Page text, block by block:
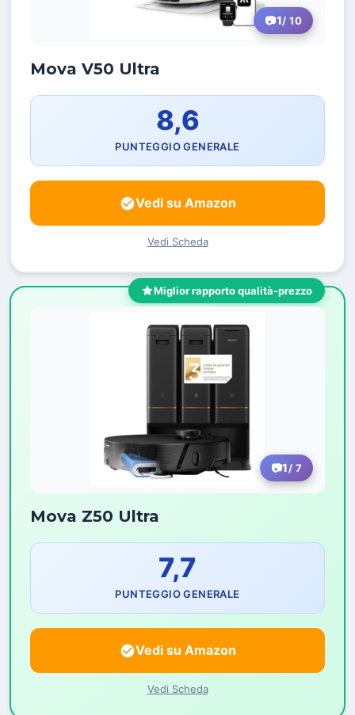
1/ 10
Mova V50 Ultra
8,6
PUNTEGGIO GENERALE
Vedi su Amazon
Vedi Scheda
Miglior rapporto qualità-prezzo
1/ 7
Mova Z50 Ultra
7,7
PUNTEGGIO GENERALE
Vedi su Amazon
Vedi Scheda